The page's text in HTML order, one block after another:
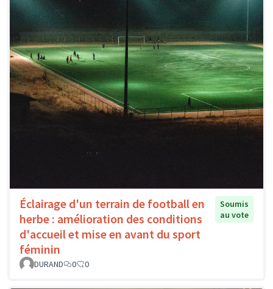
Éclairage d'un terrain de football en
herbe : amélioration des conditions
d'accueil et mise en avant du sport
féminin
Soumis
au vote
DURAND 0 0